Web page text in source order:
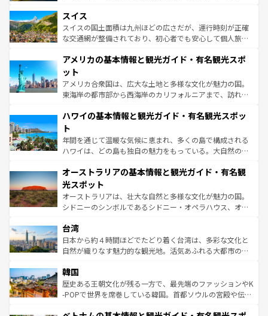
を参照してほしい。
は、お酒好きな人にはぜひ体験してほしい。 なお、新着の
ドイツ情報はコンテンツ一覧を参照してほしい。
リアごとに異なる魅力がある。また、優雅なアフタヌーン
ティー、ビール好きにはたまらない英国パブ、サッカー観
戦など、本場だからこそできる体験も豊富。イギリスを旅
ンツ一覧を参照してほしい。
スイス
スイスの国土面積は九州ほどの広さだが、運行時刻が正確
な交通網が整備されており、初心者でも安心して個人旅行
の建物がそのまま残る町や、スイスならではのユニークな
博物館もあり、アルプス観光だけでなく町歩きも満喫する
ことができる。国民の所得が高いため物価も高いが、旅行
者向けの交通パス提供のサービスもあり、うまく活用すれ
着のスイス情報はコンテンツ一覧を参照してほしい。
アメリカの基本情報と観光ガイド・有名観光スポ
ット
アメリカ合衆国は、広大な土地と多様な文化が魅力の国。
東海岸の都市部から西海岸のカリフォルニアまで、訪れる
のような巨大都市は、観光、ショッピング、エンターテイ
ンメントが詰まった刺激的なスポットだ。一方、アメリカ
西部には大自然が広がり、グランドキャニオンやイエロー
ストーン国立公園といった絶景が堪能できる。さらに、南
文化が魅力。旅行者はアメリカの各地域で異なる魅力を楽
しみながら、その多様性と豊かな歴史を感じることができ
るだろう。車でのロードトリップや列車の旅も、アメリカ
ならではの贅沢な旅のスタイルだ。 なお、新着のアメリカ
情報は コンテンツ一覧 を参照してほしい。
ハワイの基本情報と観光ガイド・有名観光スポッ
ト
年間を通じて温暖な気候に恵まれ、多くの島で構成される
ハワイは、どの島も独自の魅力をもっている。大自然の神
ワイ島は見逃せない。また、定番の観光地といえばオアフ
島だが、静かな自然を求めるならマウイ島やカウアイ島が
おすすめ。エメラルドグリーンに輝く海をはじめ、豊かな
文化や歴史が息づいている。「アロハスピリット」と呼ば
人々、おいしいローカルフードやハワイアンミュージッ
ク、伝統的なフラダンスなど、すべてがハワイの魅力を彩
っている。訪れるたびに新しい発見と感動が待っているハ
はコンテンツ一覧
オーストラリアの基本情報と観光ガイド・有名観
光スポット
オーストラリアは、壮大な自然と多様な文化が魅力の国。
シドニーのシンボルであるシドニー・オペラハウス、オー
リアリーフや大陸中央部にそびえるウルル（エアーズロッ
ク）、タスマニアの美しい原生林やケアンズの熱帯雨林な
ど、見どころがたくさん。また、カフェやワイン、オージ
いる。アクティビティも充実しており、サーフィンやダイ
ビング、ハイキングなど、アウトドア好きにはたまらな
い。オーストラリアの多彩な魅力を存分に味わいつくそ
台湾
日本から約４時間ほどでたどり着く台湾は、多彩な文化と
自然が織りなす魅力的な観光地。活気あふれる大都市の台
ン）、静ひつな山岳地帯である台湾東部など、都市の喧騒
と山間の静けさが共存しており、訪れる人に新しい発見と
驚きをもたらしてくれる。また、奥深い台湾の食文化も魅
韓国
歴史ある王朝文化が残る一方で、最先端のファッションやK
-POPで世界を席巻している韓国。首都ソウルの宮殿や伝統